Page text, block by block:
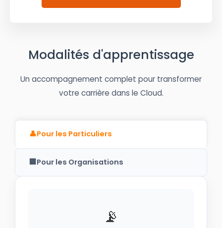
Modalités d'apprentissage
Un accompagnement complet pour transformer
votre carrière dans le Cloud.
👤Pour les Particuliers
🏢Pour les Organisations
📡